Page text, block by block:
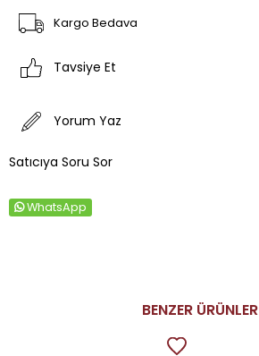
Kargo Bedava
Tavsiye Et
Yorum Yaz
Satıcıya Soru Sor
WhatsApp
BENZER ÜRÜNLER